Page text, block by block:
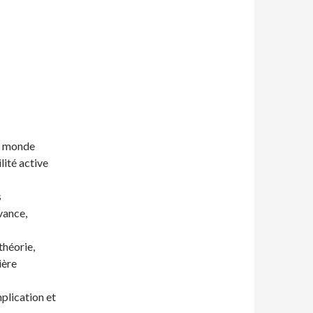
monde
active
et